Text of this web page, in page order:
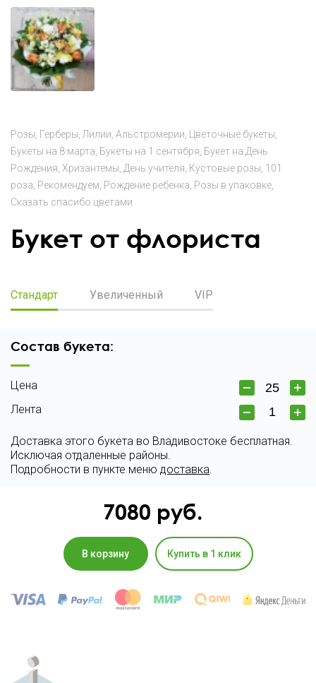
Розы Герберы Лилии Альстромерии
Цветочные букеты
Букеты на 8 марта Букеты на 1 сентября Букет на День
Рождения Хризантемы День учителя Кустовые розы 101
роза Рекомендуем Рождение ребенка Розы в упаковке
Сказать спасибо цветами
Букет от флориста
Стандарт Увеличенный VIP
Состав букета:
Цена
Лента
Доставка этого букета во Владивостоке бесплатная.
Исключая отдаленные районы.
Подробности в пункте меню доставка
7080 руб.
В корзину Купить в 1 клик